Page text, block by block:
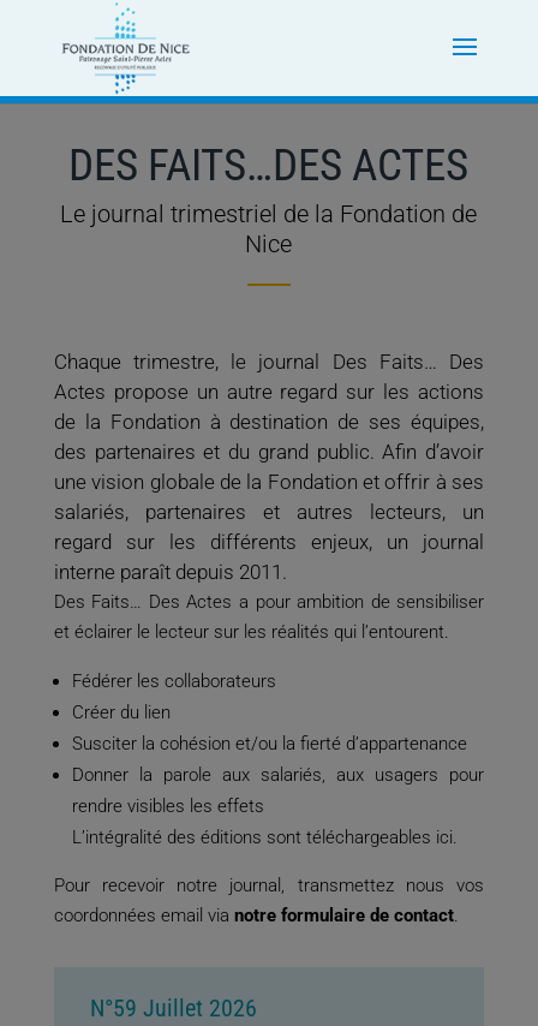
DES FAITS…DES ACTES
Le journal trimestriel de la Fondation de
Nice
Chaque trimestre, le journal Des Faits… Des
Actes propose un autre regard sur les actions
de la Fondation à destination de ses équipes,
des partenaires et du grand public. Afin d’avoir
une vision globale de la Fondation et offrir à ses
salariés, partenaires et autres lecteurs, un
regard sur les différents enjeux, un journal
interne paraît depuis 2011.
Des Faits… Des Actes a pour ambition de sensibiliser
et éclairer le lecteur sur les réalités qui l’entourent.
Fédérer les collaborateurs
Créer du lien
Susciter la cohésion et/ou la fierté d’appartenance
Donner la parole aux salariés, aux usagers pour
rendre visibles les effets
L’intégralité des éditions sont téléchargeables ici.
Pour recevoir notre journal, transmettez nous vos
coordonnées email via notre formulaire de contact.
N°59 Juillet 2026